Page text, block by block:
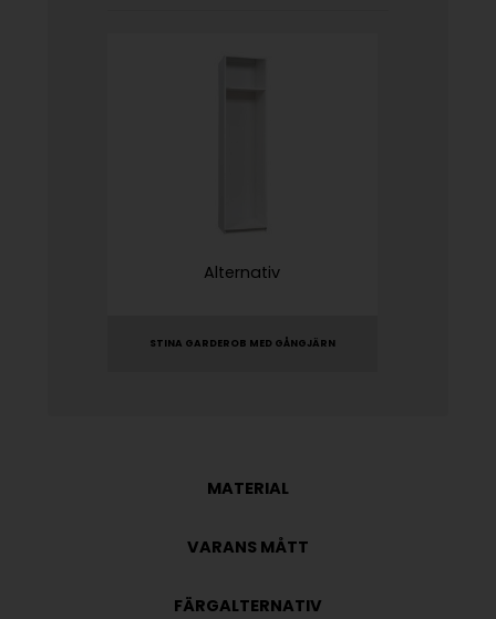
Alternativ
STINA GARDEROB MED GÅNGJÄRN
MATERIAL
VARANS MÅTT
FÄRGALTERNATIV